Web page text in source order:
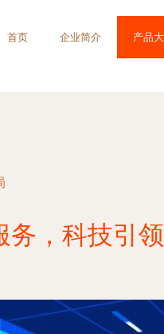
首页 企业简介 产品
，科技引